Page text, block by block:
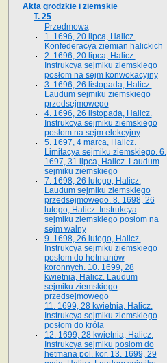
Akta grodzkie i ziemskie
T. 25
Przedmowa
1. 1696, 20 lipca, Halicz.
Konfederacya ziemian halickich
2. 1696, 20 lipca, Halicz.
Instrukcya sejmiku ziemskiego
posłom na sejm konwokacyjny
3. 1696, 26 listopada, Halicz.
Laudum sejmiku ziemskiego
przedsejmowego
4. 1696, 26 listopada, Halicz.
Instrukcya sejmiku ziemskiego
posłom na sejm elekcyjny
5. 1697, 4 marca, Halicz.
Limitacya sejmiku ziemskiego. 6.
1697, 31 lipca, Halicz. Laudum
sejmiku ziemskiego
7. 1698, 26 lutego, Halicz.
Laudum sejmiku ziemskiego
przedsejmowego. 8. 1698, 26
lutego, Halicz. Instrukcya
sejmiku ziemskiego posłom na
sejm walny
9. 1698, 26 lutego, Halicz.
Instrukcya sejmiku ziemskiego
posłom do hetmanów
koronnych. 10. 1699, 28
kwietnia, Halicz. Laudum
sejmiku ziemskiego
przedsejmowego
11. 1699, 28 kwietnia, Halicz.
Instrukcya sejmiku ziemskiego
posłom do króla
12. 1699, 28 kwietnia, Halicz.
Instrukcya sejmiku posłom do
hetmana pol. kor. 13. 1699, 29